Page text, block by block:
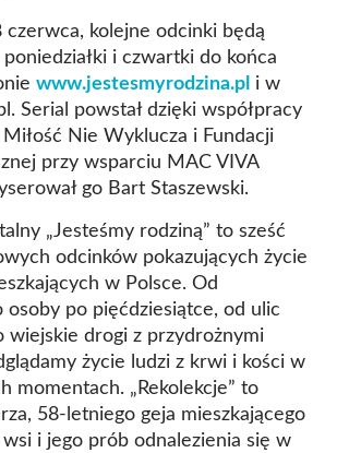
czerwca, kolejne odcinki będą
i czwartki do końca
www.jestesmyrodzina.pl i w
Serial powstał dzięki współpracy
Nie Wyklucza i Fundacji
przy wsparciu MAC VIVA
go Bart Staszewski.
„Jesteśmy rodziną” to sześć
odcinków pokazujących życie
w Polsce. Od
osoby po pięćdziesiątce, od ulic
wiejskie drogi z przydrożnymi
życie ludzi z krwi i kości w
momentach. „Rekolekcje” to
58-letniego geja mieszkającego
i jego prób odnalezienia się w